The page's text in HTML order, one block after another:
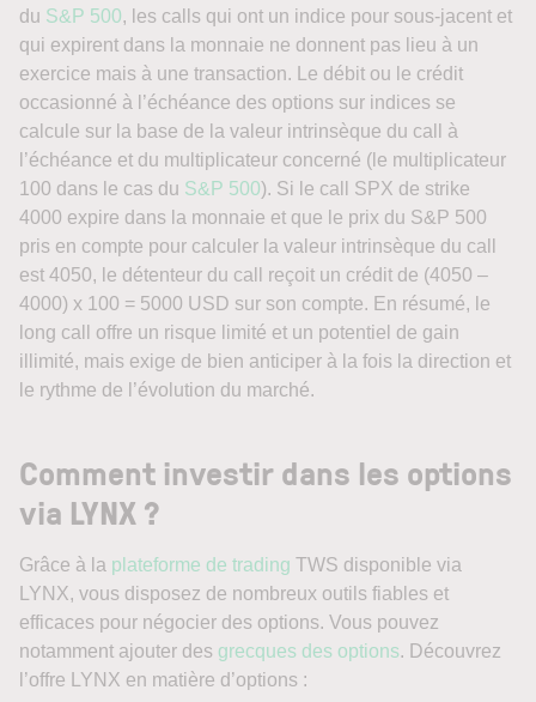
du S&P 500, les calls qui ont un indice pour sous-jacent et
qui expirent dans la monnaie ne donnent pas lieu à un
exercice mais à une transaction. Le débit ou le crédit
occasionné à l’échéance des options sur indices se
calcule sur la base de la valeur intrinsèque du call à
l’échéance et du multiplicateur concerné (le multiplicateur
100 dans le cas du S&P 500). Si le call SPX de strike
4000 expire dans la monnaie et que le prix du S&P 500
pris en compte pour calculer la valeur intrinsèque du call
est 4050, le détenteur du call reçoit un crédit de (4050 –
4000) x 100 = 5000 USD sur son compte. En résumé, le
long call offre un risque limité et un potentiel de gain
illimité, mais exige de bien anticiper à la fois la direction et
le rythme de l’évolution du marché.
Comment investir dans les options
via LYNX ?
Grâce à la plateforme de trading TWS disponible via
LYNX, vous disposez de nombreux outils fiables et
efficaces pour négocier des options. Vous pouvez
notamment ajouter des grecques des options. Découvrez
l’offre LYNX en matière d’options :